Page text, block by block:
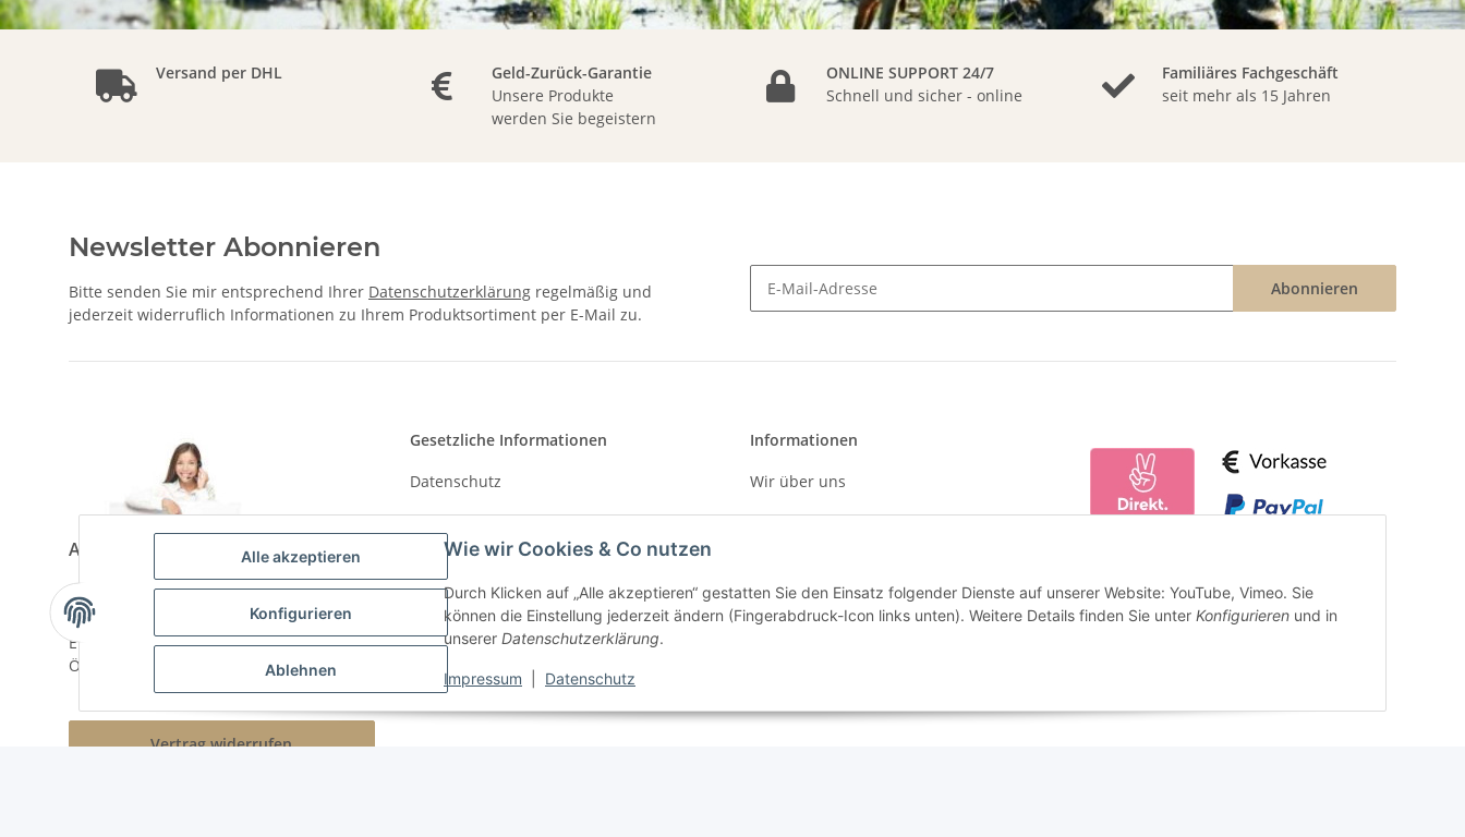
Alle akzeptieren
Konfigurieren
Ablehnen
Wie wir Cookies & Co nutzen
Durch Klicken auf „Alle akzeptieren“ gestatten Sie den Einsatz folgender Dienste auf unserer Website: YouTube, Vimeo. Sie
können die Einstellung jederzeit ändern (Fingerabdruck-Icon links unten). Weitere Details finden Sie unter Konfigurieren und in
unserer Datenschutzerklärung.
Impressum Datenschutz
Versand per DHL
Geld-Zurück-Garantie
Unsere Produkte
werden Sie begeistern
ONLINE SUPPORT 24/7
Schnell und sicher - online
Familiäres Fachgeschäft
seit mehr als 15 Jahren
Newsletter Abonnieren
Bitte senden Sie mir entsprechend Ihrer Datenschutzerklärung regelmäßig und
jederzeit widerruflich Informationen zu Ihrem Produktsortiment per E-Mail zu.
Abonnieren
Asia-Shop King-Kao
Neunkircher Straße 84, 66557 Illingen
Tel: (06825) 499-104
Email:
info@king-kao.de
Öffnungszeiten (Mo-Sa.) 9:00 - 19:00
Gesetzliche Informationen
Datenschutz
AGB
Impressum
Widerrufsrecht
Informationen
Wir über uns
Zahlungsmöglichkeiten
Vertrag widerrufen